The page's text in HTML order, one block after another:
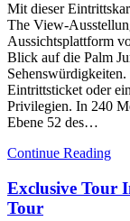
Mit dieser
The View-
Aussichtsplattform
Blick auf die Palm
Eintrittsticket oder
Privilegien. In 240
Ebene 52 des…
Continue Reading
Exclusive Tour
Tour